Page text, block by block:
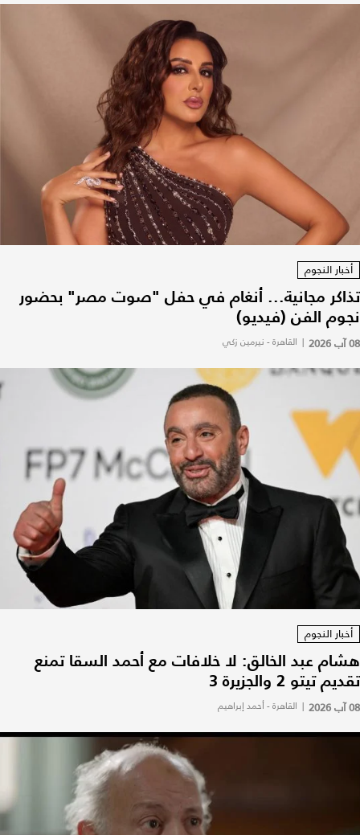
أخبار النجوم
تذاكر مجانية... أنغام في حفل "صوت مصر" بحضور
نجوم الفن (فيديو)
08 آب 2026 | القاهرة - نيرمين زكي
أخبار النجوم
هشام عبد الخالق: لا خلافات مع أحمد السقا تمنع
تقديم تيتو 2 والجزيرة 3
08 آب 2026 | القاهرة - أحمد إبراهيم